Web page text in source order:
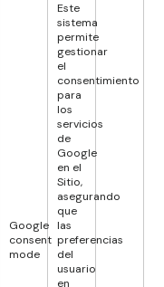
Google
consent
mode
Este
sistema
permite
gestionar
el
consentimiento
para
los
servicios
de
Google
en el
Sitio,
asegurando
que
las
preferencias
del
usuario
en